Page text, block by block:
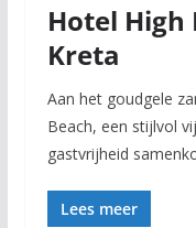
Hotel High
Kreta
Aan het goudgele
Beach, een stijlvol
gastvrijheid
Lees meer